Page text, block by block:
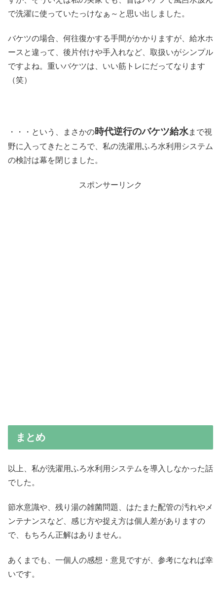
で洗濯に使っていたっけなぁ～と思い出しました。
バケツの場合、何往復かする手間がかかりますが、給水ホ
ースと違って、後片付けや手入れなど、取扱いがシンプル
ですよね。重いバケツは、いい筋トレにだってなります
（笑）
・・・という、まさかの時代逆行のバケツ給水まで視
野に入ってきたところで、私の洗濯用ふろ水利用システム
の検討は幕を閉じました。
スポンサーリンク
まとめ
以上、私が洗濯用ふろ水利用システムを導入しなかった話
でした。
節水意識や、残り湯の雑菌問題、はたまた配管の汚れやメ
ンテナンスなど、感じ方や捉え方は個人差がありますの
で、もちろん正解はありません。
あくまでも、一個人の感想・意見ですが、参考になれば幸
いです。